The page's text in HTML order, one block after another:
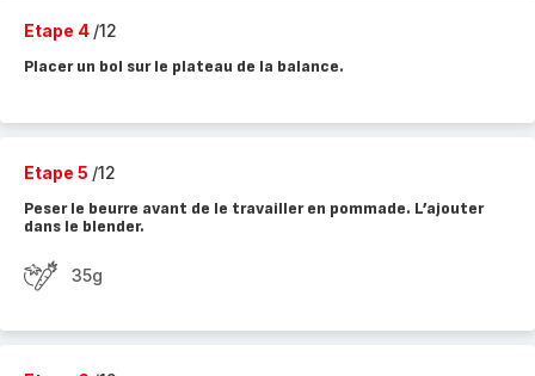
Etape 4 /12
Placer un bol sur le plateau de la balance.
Etape 5 /12
Peser le beurre avant de le travailler en pommade. L’ajouter
dans le blender.
35g